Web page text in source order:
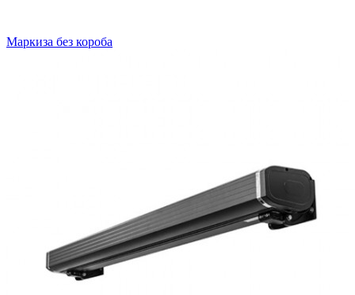
Маркиза без короба